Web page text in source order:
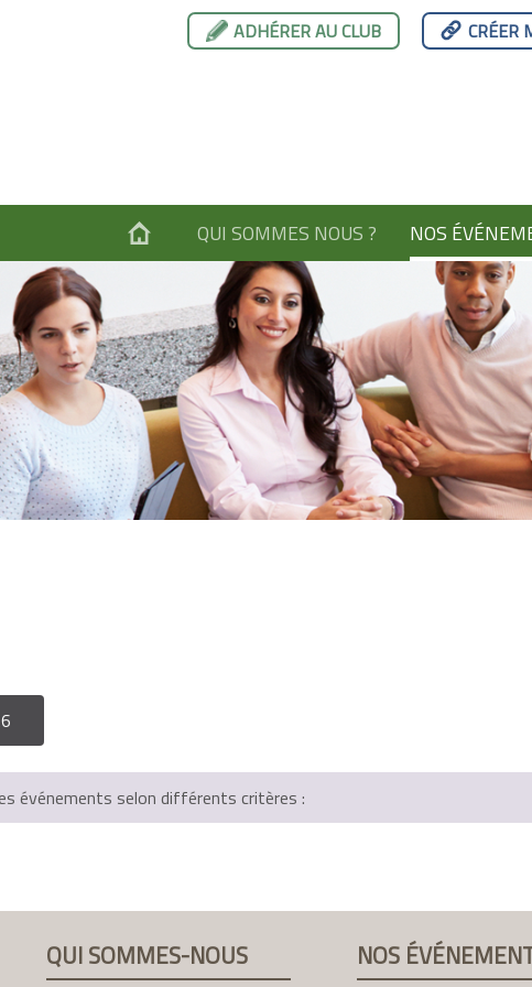
ADHÉRER AU CLUB CRÉER
QUI SOMMES NOUS ? NOS
événements selon différents critères :
QUI SOMMES-NOUS NOS